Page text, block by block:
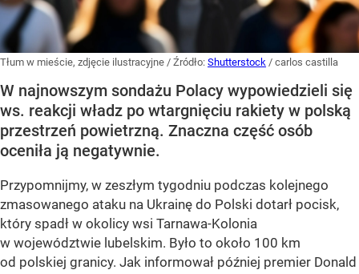
Tłum w mieście, zdjęcie ilustracyjne / Źródło: Shutterstock / carlos castilla
W najnowszym sondażu Polacy wypowiedzieli się
ws. reakcji władz po wtargnięciu rakiety w polską
przestrzeń powietrzną. Znaczna część osób
oceniła ją negatywnie.
Przypomnijmy, w zeszłym tygodniu podczas kolejnego
zmasowanego ataku na Ukrainę do Polski dotarł pocisk,
który spadł w okolicy wsi Tarnawa-Kolonia
w województwie lubelskim. Było to około 100 km
od polskiej granicy. Jak informował później premier Donald